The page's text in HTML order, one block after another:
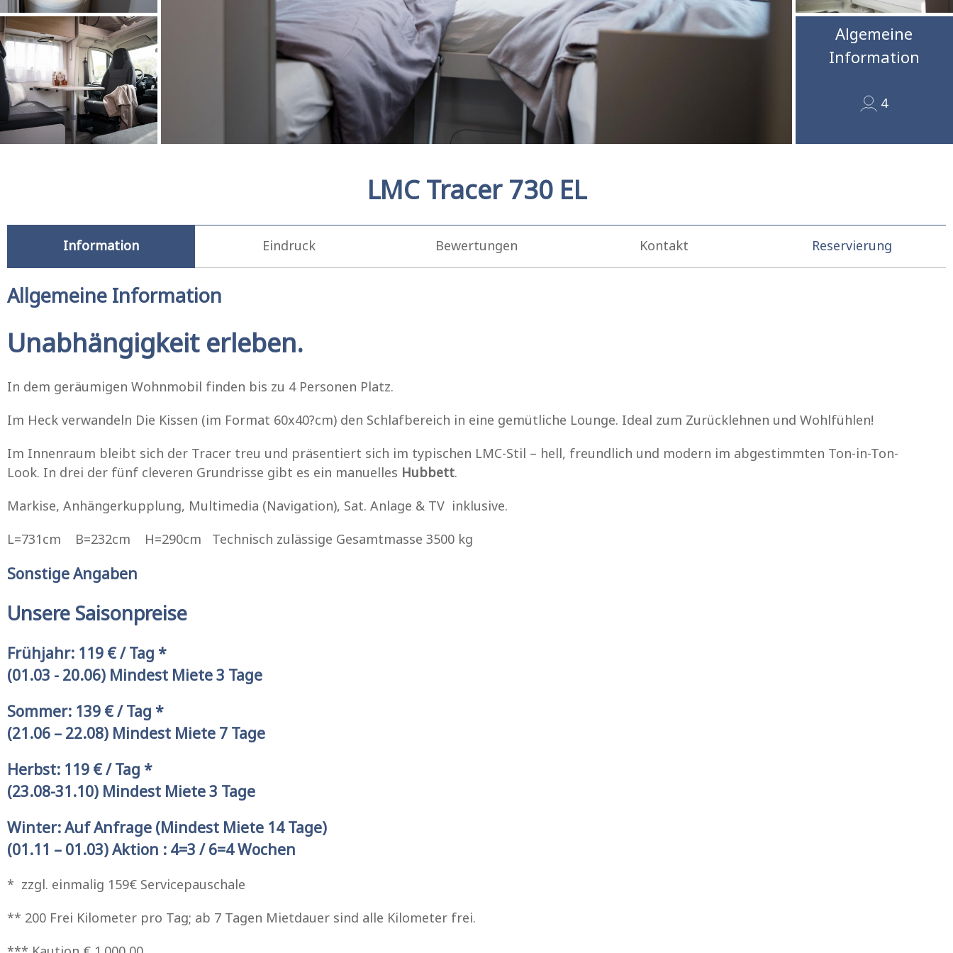
Algemeine
Information
4
LMC Tracer 730 EL
Information Eindruck Bewertungen Kontakt Reservierung
Allgemeine Information
Unabhängigkeit erleben.
In dem geräumigen Wohnmobil finden bis zu 4 Personen Platz.
Im Heck verwandeln Die Kissen (im Format 60x40?cm) den Schlafbereich in eine gemütliche Lounge. Ideal zum Zurücklehnen und Wohlfühlen!
Im Innenraum bleibt sich der Tracer treu und präsentiert sich im typischen LMC-Stil – hell, freundlich und modern im abgestimmten Ton-in-Ton-
Look. In drei der fünf cleveren Grundrisse gibt es ein manuelles Hubbett.
Markise, Anhängerkupplung, Multimedia (Navigation), Sat. Anlage & TV inklusive.
L=731cm B=232cm H=290cm Technisch zulässige Gesamtmasse 3500 kg
Sonstige Angaben
Unsere Saisonpreise
Frühjahr: 119 € / Tag *
(01.03 - 20.06) Mindest Miete 3 Tage
Sommer: 139 € / Tag *
(21.06 – 22.08) Mindest Miete 7 Tage
Herbst: 119 € / Tag *
(23.08-31.10) Mindest Miete 3 Tage
Winter: Auf Anfrage (Mindest Miete 14 Tage)
(01.11 – 01.03) Aktion : 4=3 / 6=4 Wochen
* zzgl. einmalig 159€ Servicepauschale
** 200 Frei Kilometer pro Tag; ab 7 Tagen Mietdauer sind alle Kilometer frei.